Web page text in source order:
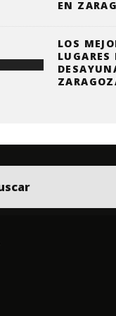
EN
LOS
LUGARES